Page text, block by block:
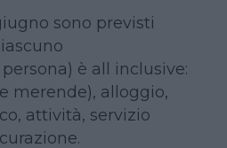
sono previsti
è all inclusive:
merende), alloggio,
attività, servizio